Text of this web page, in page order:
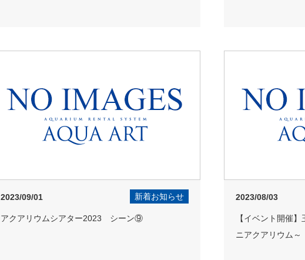
2023/09/01 新着お知らせ
アクアリウムシアター2023 シーン⑨
2023/08/03
【イベント開催
ニアクアリウム～